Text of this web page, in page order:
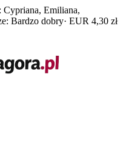
Cypriana, Emiliana,
Bardzo dobry· EUR 4,30 zł